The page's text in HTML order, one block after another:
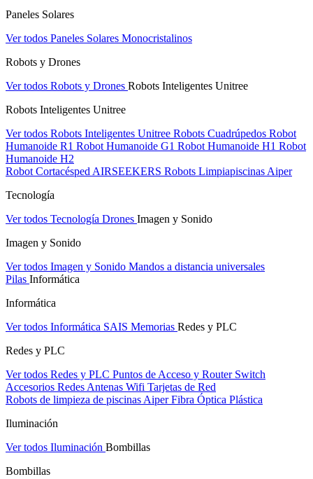
Paneles Solares
Ver todos Paneles Solares Monocristalinos
Robots y Drones
Ver todos Robots y Drones Robots Inteligentes Unitree
Robots Inteligentes Unitree
Ver todos Robots Inteligentes Unitree Robots Cuadrúpedos Robot
Humanoide R1 Robot Humanoide G1 Robot Humanoide H1 Robot
Humanoide H2
Robot Cortacésped AIRSEEKERS Robots Limpiapiscinas Aiper
Tecnología
Ver todos Tecnología Drones Imagen y Sonido
Imagen y Sonido
Ver todos Imagen y Sonido Mandos a distancia universales
Pilas Informática
Informática
Ver todos Informática SAIS Memorias Redes y PLC
Redes y PLC
Ver todos Redes y PLC Puntos de Acceso y Router Switch
Accesorios Redes Antenas Wifi Tarjetas de Red
Robots de limpieza de piscinas AiperFibra Óptica Plástica
Iluminación
Ver todos Iluminación Bombillas
Bombillas